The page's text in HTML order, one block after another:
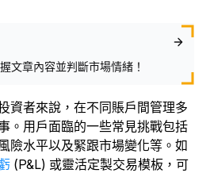
文章內容並判斷市場情緒！
資者來說，在不同賬戶間管理多
。用戶面臨的一些常見挑戰包括
險水平以及緊跟市場變化等。如
(P&L) 或靈活定製交易模板，可